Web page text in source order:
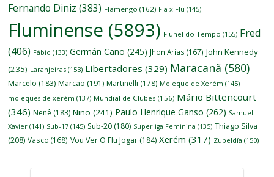
Fernando Diniz (383) Flamengo (162) Fla x Flu (145)
Fluminense (5893) Flunel do Tempo (155) Fred
(406) Fábio (133) Germán Cano (245) Jhon Arias (167) John Kennedy
(235) Laranjeiras (153) Libertadores (329) Maracanã (580)
Marcelo (183) Marcão (191) Martinelli (178) Moleque de Xerém (145)
moleques de xerém (137) Mundial de Clubes (156) Mário Bittencourt
(346) Nenê (183) Nino (241) Paulo Henrique Ganso (262) Samuel
Xavier (141) Sub-17 (145) Sub-20 (180) Superliga Feminina (135) Thiago Silva
(208) Vasco (168) Vou Ver O Flu Jogar (184) Xerém (317) Zubeldía (150)